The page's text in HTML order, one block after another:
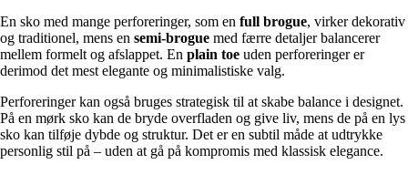
En sko med mange perforeringer, som en full brogue, virker dekorativ
og traditionel, mens en semi-brogue med færre detaljer balancerer
mellem formelt og afslappet. En plain toe uden perforeringer er
derimod det mest elegante og minimalistiske valg.
Perforeringer kan også bruges strategisk til at skabe balance i designet.
På en mørk sko kan de bryde overfladen og give liv, mens de på en lys
sko kan tilføje dybde og struktur. Det er en subtil måde at udtrykke
personlig stil på – uden at gå på kompromis med klassisk elegance.